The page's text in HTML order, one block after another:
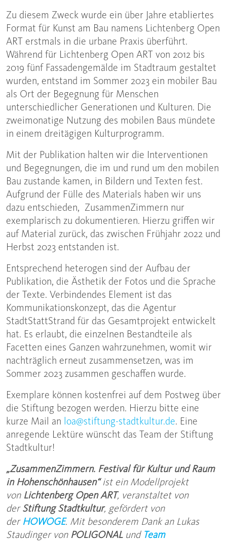
Zu diesem Zweck wurde ein über Jahre etabliertes
Format für Kunst am Bau namens Lichtenberg Open
ART erstmals in die urbane Praxis überführt.
Während für Lichtenberg Open ART von 2012 bis
2019 fünf Fassadengemälde im Stadtraum gestaltet
wurden, entstand im Sommer 2023 ein mobiler Bau
als Ort der Begegnung für Menschen
unterschiedlicher Generationen und Kulturen. Die
zweimonatige Nutzung des mobilen Baus mündete
in einem dreitägigen Kulturprogramm.
Mit der Publikation halten wir die Interventionen
und Begegnungen, die im und rund um den mobilen
Bau zustande kamen, in Bildern und Texten fest.
Aufgrund der Fülle des Materials haben wir uns
dazu entschieden, ZusammenZimmern nur
exemplarisch zu dokumentieren. Hierzu griffen wir
auf Material zurück, das zwischen Frühjahr 2022 und
Herbst 2023 entstanden ist.
Entsprechend heterogen sind der Aufbau der
Publikation, die Ästhetik der Fotos und die Sprache
der Texte. Verbindendes Element ist das
Kommunikationskonzept, das die Agentur
StadtStattStrand für das Gesamtprojekt entwickelt
hat. Es erlaubt, die einzelnen Bestandteile als
Facetten eines Ganzen wahrzunehmen, womit wir
nachträglich erneut zusammensetzen, was im
Sommer 2023 zusammen geschaffen wurde.
Exemplare können kostenfrei auf dem Postweg über
die Stiftung bezogen werden. Hierzu bitte eine
kurze Mail an loa@stiftung-stadtkultur.de. Eine
anregende Lektüre wünscht das Team der Stiftung
Stadtkultur!
„ZusammenZimmern. Festival für Kultur und Raum
in Hohenschönhausen“ist ein Modellprojekt
von Lichtenberg Open ART, veranstaltet von
der Stiftung Stadtkultur, gefördert von
der HOWOGE. Mit besonderem Dank an Lukas
Staudinger von POLIGONALund Team